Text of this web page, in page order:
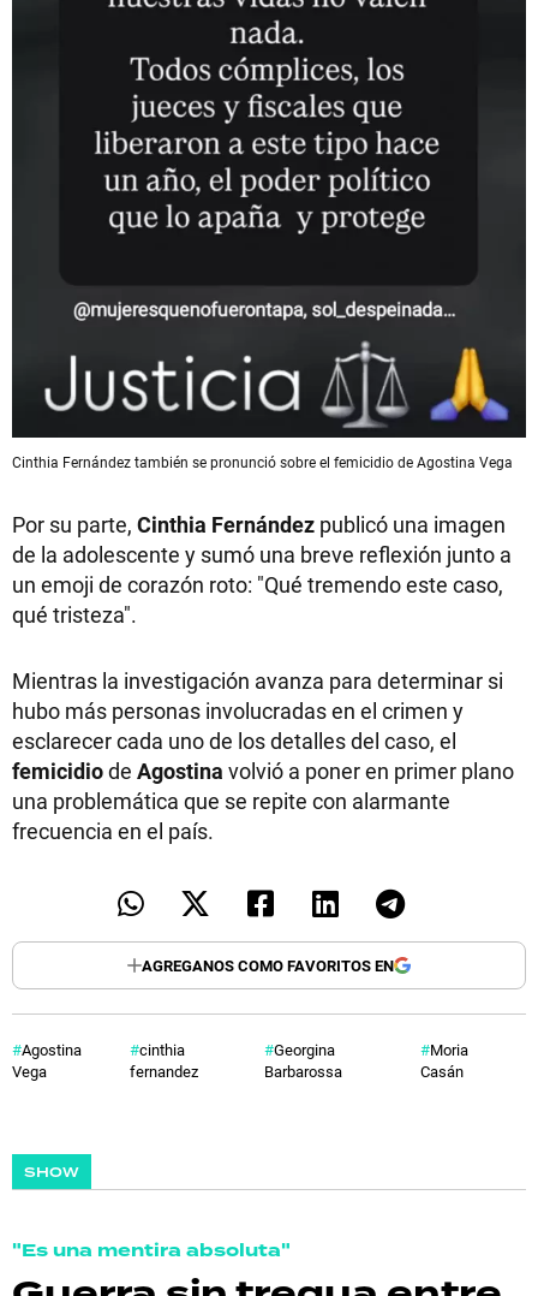
Cinthia Fernández también se pronunció sobre el femicidio de Agostina Vega
Por su parte, Cinthia Fernández publicó una imagen
de la adolescente y sumó una breve reflexión junto a
un emoji de corazón roto: "Qué tremendo este caso,
qué tristeza".
Mientras la investigación avanza para determinar si
hubo más personas involucradas en el crimen y
esclarecer cada uno de los detalles del caso, el
femicidiode Agostina volvió a poner en primer plano
una problemática que se repite con alarmante
frecuencia en el país.
AGREGANOS COMO FAVORITOS EN
Agostina
Vega
cinthia
fernandez
Georgina
Barbarossa
Moria
Casán
SHOW
"Es una mentira absoluta"